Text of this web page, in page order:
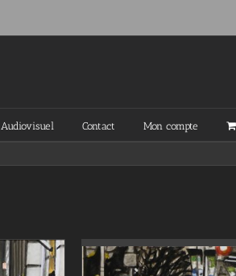
Audiovisuel Contact Mon compte